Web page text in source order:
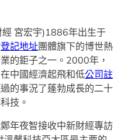
宮宏宇)1886年出生于
登記地址團體旗下的博世熱
的鉅子之一。2000年，
中國經濟起飛和低公司註
的事況了蓬勃成長的二十
技。
夜智接收中新財經專訪